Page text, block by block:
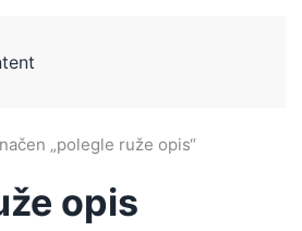
„polegle ruže opis“
opis